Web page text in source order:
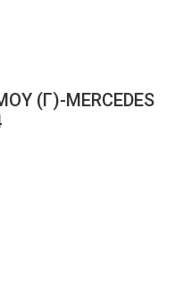
(Γ)-MERCEDES